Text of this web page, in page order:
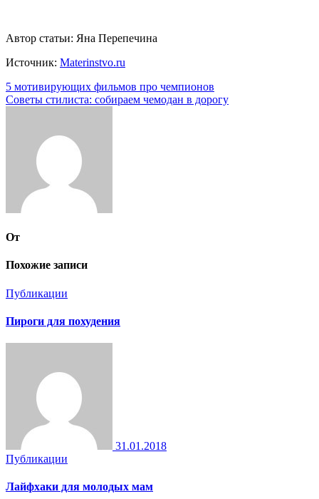
Автор статьи: Яна Перепечина
Источник: Materinstvo.ru
Навигация
по
5 мотивирующих фильмов про чемпионов
Советы стилиста: собираем чемодан в дорогу
От
Похожие записи
Публикации
Пироги для похудения
31.01.2018
Публикации
Лайфхаки для молодых мам